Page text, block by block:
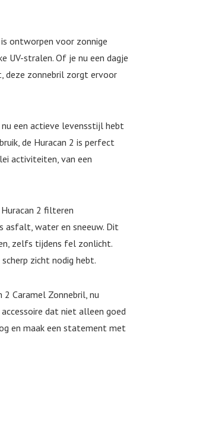
ontworpen voor zonnige
UV-stralen. Of je nu een dagje
deze zonnebril zorgt ervoor
een actieve levensstijl hebt
de Huracan 2 is perfect
activiteiten, van een
2 filteren
asfalt, water en sneeuw. Dit
zelfs tijdens fel zonlicht.
zicht nodig hebt.
Caramel Zonnebril, nu
dat niet alleen goed
en maak een statement met